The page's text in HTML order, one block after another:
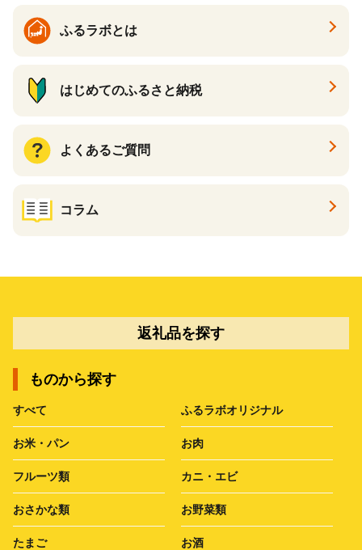
ふるラボとは
はじめてのふるさと納税
よくあるご質問
コラム
返礼品を探す
ものから探す
すべて ふるラボオリジナル
お米・パン お肉
フルーツ類 カニ・エビ
おさかな類 お野菜類
たまご お酒